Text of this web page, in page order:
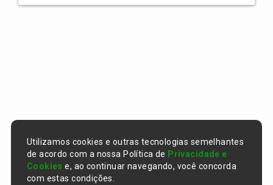
Utilizamos cookies e outras tecnologias semelhantes
de acordo com a nossa Política de Privacidade e
Cookies e, ao continuar navegando, você concorda
com estas condições.